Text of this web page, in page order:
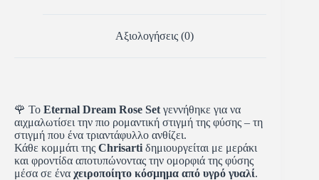
Αξιολογήσεις (0)
🌹 Το Eternal Dream Rose Set γεννήθηκε για να
αιχμαλωτίσει την πιο ρομαντική στιγμή της φύσης – τη
στιγμή που ένα τριαντάφυλλο ανθίζει.
Κάθε κομμάτι της Chrisarti δημιουργείται με μεράκι
και φροντίδα αποτυπώνοντας την ομορφιά της φύσης
μέσα σε ένα χειροποίητο κόσμημα από υγρό γυαλί.